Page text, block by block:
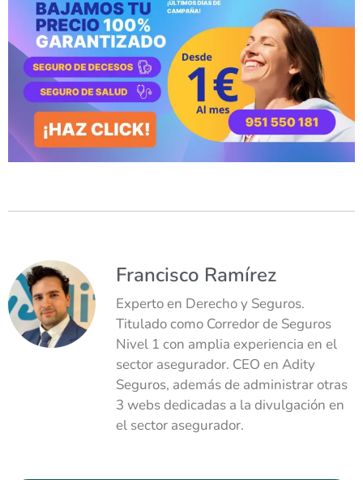
Francisco Ramírez
Experto en Derecho y Seguros.
Titulado como Corredor de Seguros
Nivel 1 con amplia experiencia en el
sector asegurador. CEO en Adity
Seguros, además de administrar otras
3 webs dedicadas a la divulgación en
el sector asegurador.